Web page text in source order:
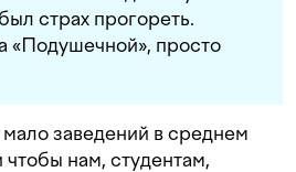
страх прогореть.
«Подушечной», просто
заведений в среднем
нам, студентам,